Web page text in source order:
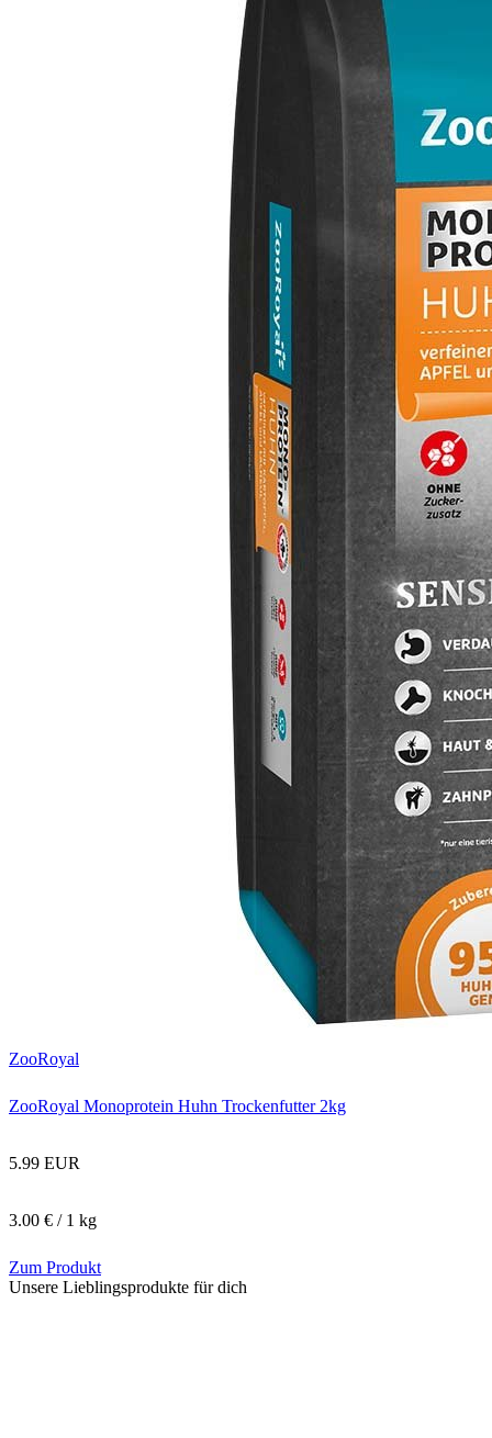
ZooRoyal
ZooRoyal Monoprotein Huhn Trockenfutter 2kg
5.99 EUR
3.00 € / 1 kg
Zum Produkt
Unsere Lieblingsprodukte für dich